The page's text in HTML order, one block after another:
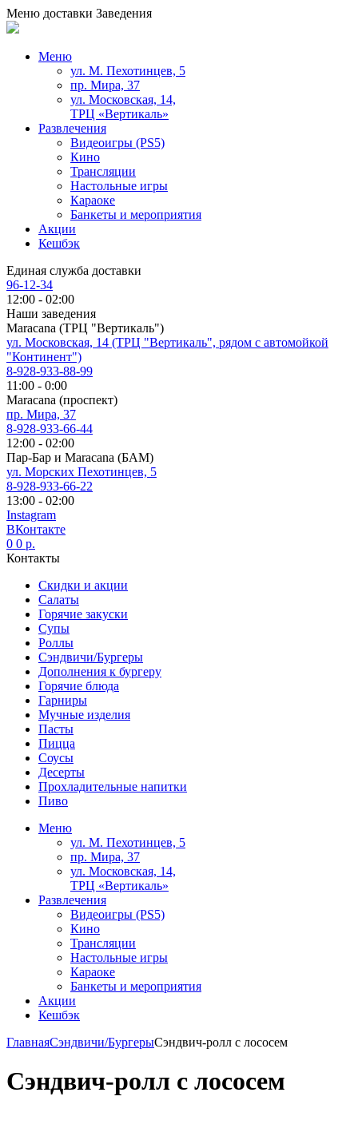
Меню доставки Заведения
Меню
ул. М. Пехотинцев, 5
пр. Мира, 37
ул. Московская, 14,
ТРЦ «Вертикаль»
Развлечения
Видеоигры (PS5)
Кино
Трансляции
Настольные игры
Караоке
Банкеты и мероприятия
Акции
Кешбэк
Единая служба доставки
96-12-34
12:00 - 02:00
Наши заведения
Maracana (ТРЦ "Вертикаль")
ул. Московская, 14 (ТРЦ "Вертикаль", рядом с автомойкой
"Континент")
8-928-933-88-99
11:00 - 0:00
Maracana (проспект)
пр. Мира, 37
8-928-933-66-44
12:00 - 02:00
Пар-Бар и Maracana (БАМ)
ул. Морских Пехотинцев, 5
8-928-933-66-22
13:00 - 02:00
Instagram
ВКонтакте
0 0 р.
Контакты
Скидки и акции
Салаты
Горячие закуски
Супы
Роллы
Сэндвичи/Бургеры
Дополнения к бургеру
Горячие блюда
Гарниры
Мучные изделия
Пасты
Пицца
Соусы
Десерты
Прохладительные напитки
Пиво
Меню
ул. М. Пехотинцев, 5
пр. Мира, 37
ул. Московская, 14,
ТРЦ «Вертикаль»
Развлечения
Видеоигры (PS5)
Кино
Трансляции
Настольные игры
Караоке
Банкеты и мероприятия
Акции
Кешбэк
ГлавнаяСэндвичи/БургерыСэндвич-ролл с лососем
Сэндвич-ролл с лососем